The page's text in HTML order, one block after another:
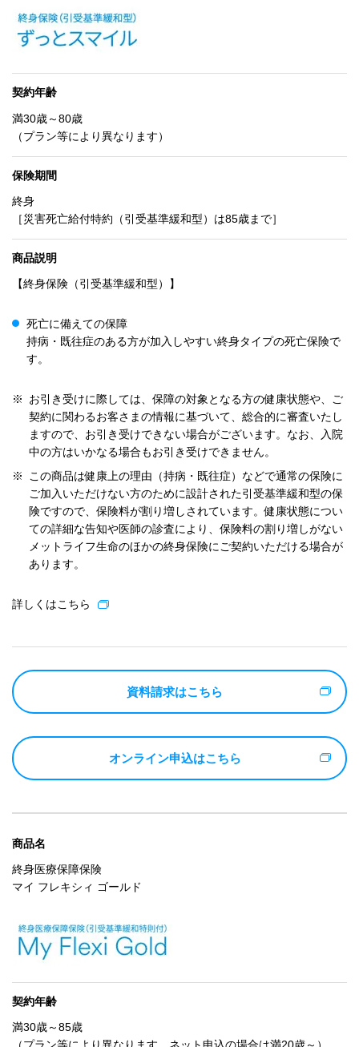
契約年齢
満30歳～80歳
（プラン等により異なります）
保険期間
終身
［災害死亡給付特約（引受基準緩和型）は85歳まで］
商品説明
【終身保険（引受基準緩和型）】
死亡に備えての保障
持病・既往症のある方が加入しやすい終身タイプの死亡保険で
す。
※
お引き受けに際しては、保障の対象となる方の健康状態や、ご
契約に関わるお客さまの情報に基づいて、総合的に審査いたし
ますので、お引き受けできない場合がございます。なお、入院
中の方はいかなる場合もお引き受けできません。
※
この商品は健康上の理由（持病・既往症）などで通常の保険に
ご加入いただけない方のために設計された引受基準緩和型の保
険ですので、保険料が割り増しされています。健康状態につい
ての詳細な告知や医師の診査により、保険料の割り増しがない
メットライフ生命のほかの終身保険にご契約いただける場合が
あります。
詳しくはこちら
資料請求はこちら
オンライン申込はこちら
商品名
終身医療保障保険
マイ フレキシィ ゴールド
契約年齢
満30歳～85歳